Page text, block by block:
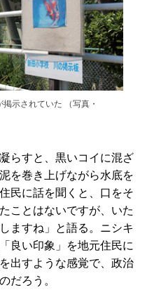
示されていた （写真・
らすと、黒いコイに混ざ
を巻き上げながら水底を
民に話を聞くと、口をそ
ことはないですが、いた
ますね」と語る。ニシキ
良い印象」を地元住民に
出すような感覚で、政治
だろう。